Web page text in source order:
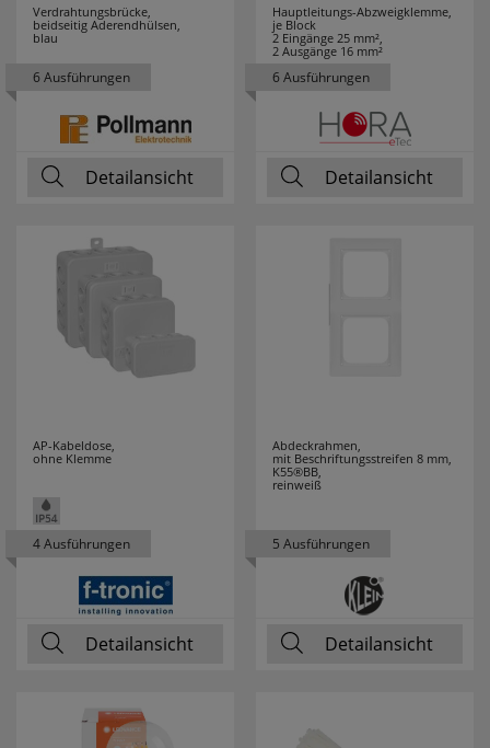
Verdrahtungsbrücke,
beidseitig Aderendhülsen,
blau
6 Ausführungen
Detailansicht
Hauptleitungs-Abzweigklemme,
je Block
2 Eingänge 25 mm²,
2 Ausgänge 16 mm²
6 Ausführungen
Detailansicht
AP-Kabeldose,
ohne Klemme
4 Ausführungen
Detailansicht
Abdeckrahmen,
mit Beschriftungsstreifen 8 mm,
K55®BB,
reinweiß
5 Ausführungen
Detailansicht